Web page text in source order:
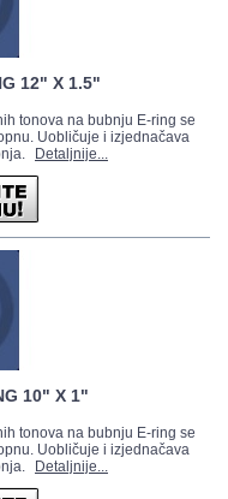
12" X 1.5"
tonova na bubnju E-ring se
Uobličuje i izjednačava
Detaljnije...
10" X 1"
tonova na bubnju E-ring se
Uobličuje i izjednačava
Detaljnije...